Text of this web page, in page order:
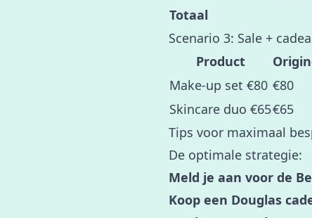
Totaal
Scenario 3: Sale +
Product
Make-up set €80 €80
Skincare duo €65€65
Tips voor maximaal
De optimale strategie:
Meld je aan voor de
Koop een Douglas